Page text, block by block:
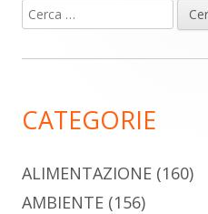
Barra
laterale
Ricerca
per:
CATEGORIE
ALIMENTAZIONE (160)
AMBIENTE (156)